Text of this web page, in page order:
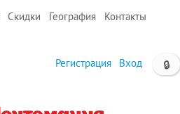
Скидки География
Контакты
🔒
Регистрация Вход